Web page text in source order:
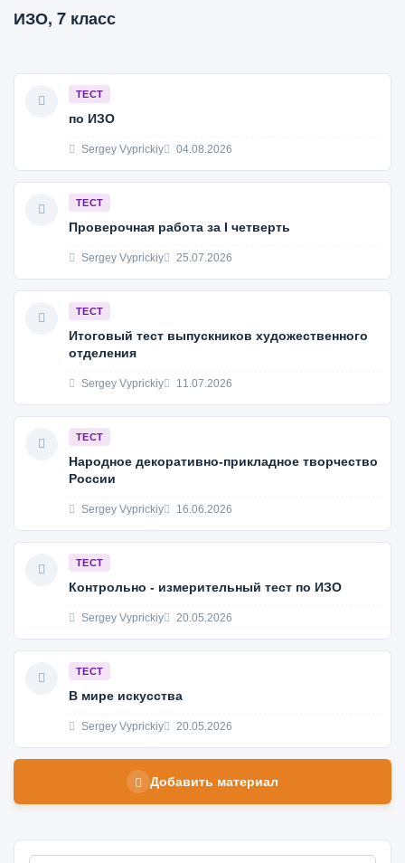
ИЗО, 7 класс
ТЕСТ
по ИЗО
Sergey Vyprickiy 04.08.2026
ТЕСТ
Проверочная работа за I четверть
Sergey Vyprickiy 25.07.2026
ТЕСТ
Итоговый тест выпускников художественного
отделения
Sergey Vyprickiy 11.07.2026
ТЕСТ
Народное декоративно-прикладное творчество
России
Sergey Vyprickiy 16.06.2026
ТЕСТ
Контрольно - измерительный тест по ИЗО
Sergey Vyprickiy 20.05.2026
ТЕСТ
В мире искусства
Sergey Vyprickiy 20.05.2026
Добавить материал